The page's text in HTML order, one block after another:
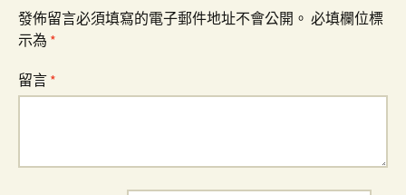
覽
發佈留言必須填寫的電子郵件地址不會公開。 必填欄位標
示為 *
留言 *